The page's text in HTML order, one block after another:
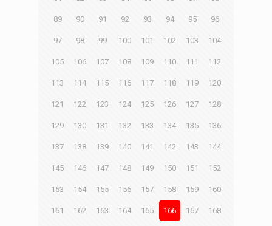
89 90 91 92 93 94 95 96
97 98 99 100 101 102 103 104
105 106 107 108 109 110 111 112
113 114 115 116 117 118 119 120
121 122 123 124 125 126 127 128
129 130 131 132 133 134 135 136
137 138 139 140 141 142 143 144
145 146 147 148 149 150 151 152
153 154 155 156 157 158 159 160
161 162 163 164 165 166 167 168